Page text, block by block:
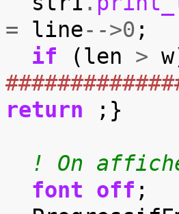
=
line-->0 ;
if
(len > w
return
;}
! On
font
off ;